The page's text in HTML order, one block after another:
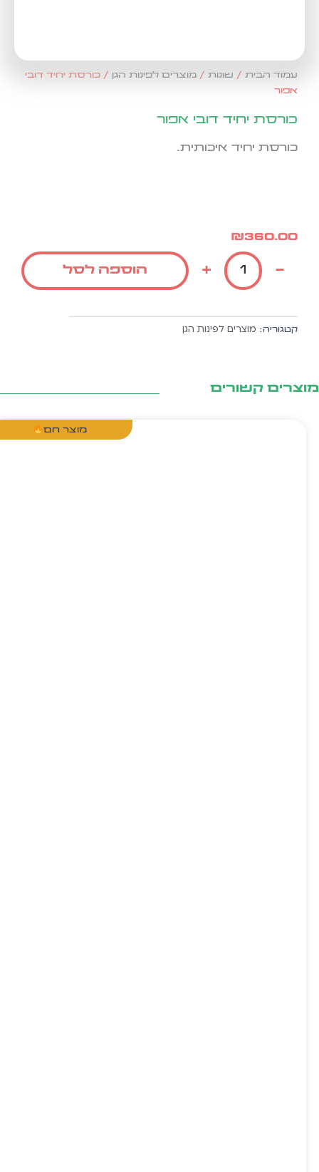
עמוד הבית/שונות/מוצרים לפינות הגן/ כורסת יחיד דובי
אפור
כורסת יחיד דובי אפור
כורסת יחיד איכותית.
₪360.00
כמות
של
כורסת
הוספה לסל
קטגוריה: מוצרים לפינות הגן
קשורים
מוצר חם